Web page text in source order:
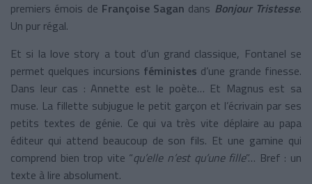
premiers émois de Françoise Sagan dans Bonjour Tristesse.
Un pur régal.
Et si la love story a tout d’un grand classique, Fontanel se
permet quelques incursions féministes d’une grande finesse.
Dans leur cas : Annette est le poète… Et Magnus est sa
muse. La fillette subjugue le petit garçon et l’écrivain par ses
petits textes de génie. Ce qui va très vite déplaire au papa
éditeur qui attend beaucoup de son fils. Et une gamine qui
comprend bien trop vite “qu’elle n’est qu’une fille”… Bref : un
texte à lire absolument.